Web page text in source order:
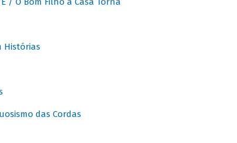
Histórias
das Cordas